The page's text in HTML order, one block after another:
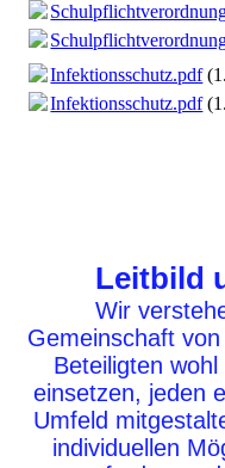
Infektionsschutz.pdf
Infektionsschutz.pdf
Leitbild
Wir
Gemeinschaft
Beteiligten
einsetzen, jeden
Umfeld
individuellen